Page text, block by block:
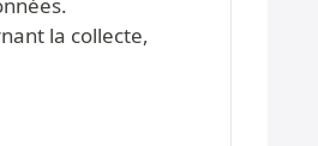
la collecte,